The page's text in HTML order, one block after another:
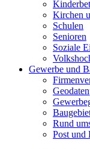
Kirchen
Schulen
Senioren
Soziale
Gewerbe und
Rund
Post und